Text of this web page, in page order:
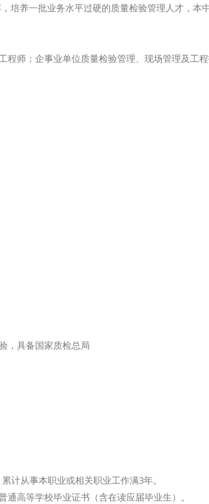
培养一批业务水平过硬的质量检验管理人才，本
师；企事业单位质量检验管理、现场管理及工程
，具备国家质检总局
计从事本职业或相关职业工作满3年。
高等学校毕业证书（含在读应届毕业生）。